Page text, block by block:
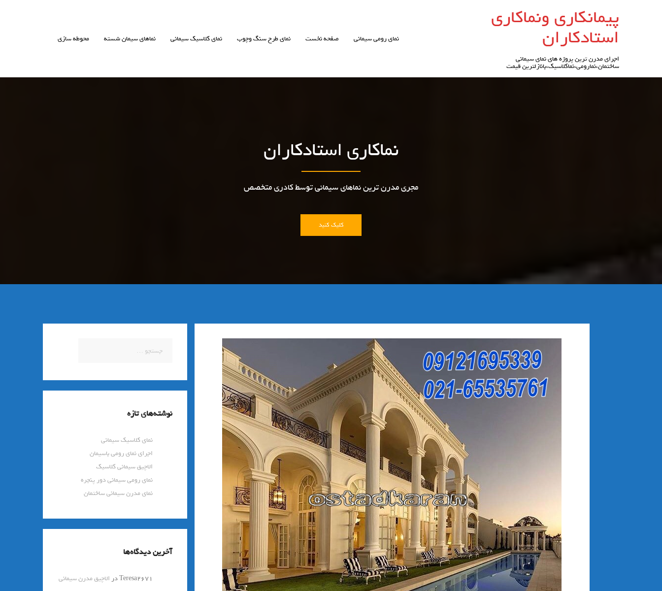
پیمانکاری ونماکاری
استادکاران
اجرای مدرن ترین پروژه های نمای سیمانی
ساختمان،نمارومی،نماکلاسیک،بانازلترین قیمت
نمای رومی سیمانی صفحه نخست نمای طرح سنگ وچوب نمای کلاسیک سیمانی نماهای سیمان شسته محوطه سازی
نماکاری استادکاران
مجری مدرن ترین نماهای سیمانی توسط کادری متخصص
کلیک کنید
برای:
نوشته‌های تازه
نمای کلاسیک سیمانی
اجرای نمای رومی باسیمان
الاچیق سیمانی کلاسیک
نمای رومی سیمانی دور پنجره
نمای مدرن سیمانی ساختمان
آخرین دیدگاه‌ها
Teresa2671در الاچیق مدرن سیمانی